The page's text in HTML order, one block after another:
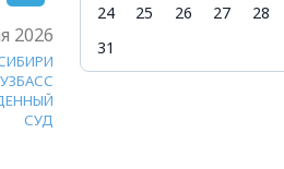
2026
СУД
24
25 26 27 28
31